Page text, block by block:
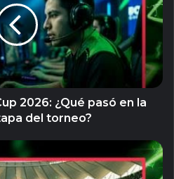
2026: ¿Qué pasó en la
del torneo?